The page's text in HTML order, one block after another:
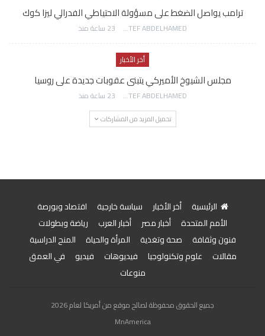
ترامب يواصل الضغط على مسؤولة الاحتياطي الفدرالي ليزا كوك
AWATEF ABDELHAMED 23 ساعة منذ
أخر الأخبار
مجلس الشيوخ الأميركي يتبنى عقوبات جديدة على روسيا
AWATEF ABDELHAMED 23 ساعة منذ
تحميل المزيد من المشاركات
الرئيسية أخر الأخبار سياسة خارجية
اقتصاد وبورصة
الأمم المتحدة
أخبار مصر أخبار العرب
رياضة وبطولات
فنون وثقافة
صحة وتغذية المرأة والحياة
المنح الدراسية
مقالات
علوم وتكنولوجيا فيديوهات فيديو
في العمق
منوعات
جميع الحقوق محفوظة لصالح موقع من أمريكا لعام 2026
MnAmerica